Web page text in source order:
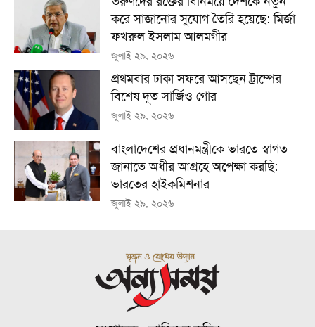
করে সাজানোর সুযোগ তৈরি হয়েছে: মির্জা
ফখরুল ইসলাম আলমগীর
জুলাই ২৯, ২০২৬
প্রথমবার ঢাকা সফরে আসছেন ট্রাম্পের
বিশেষ দূত সার্জিও গোর
জুলাই ২৯, ২০২৬
বাংলাদেশের প্রধানমন্ত্রীকে ভারতে স্বাগত
জানাতে অধীর আগ্রহে অপেক্ষা কর‌ছি:
ভারতের হাইকমিশনার
জুলাই ২৯, ২০২৬